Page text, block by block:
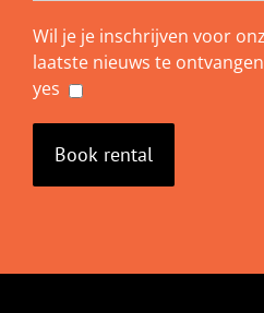
Wil je je inschrijven voor
laatste nieuws te
yes